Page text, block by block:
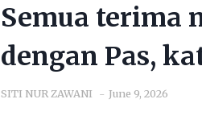
Semua terima
dengan Pas,
SITI NUR ZAWANI June 9, 2026